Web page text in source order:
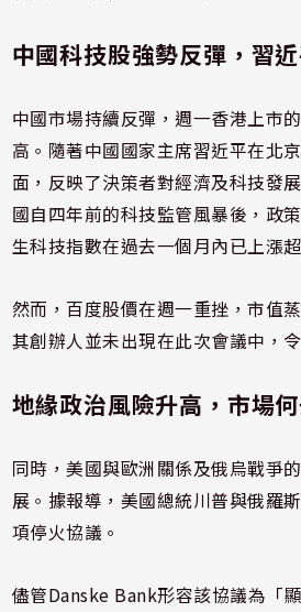
中國科技股強勢反彈，習
中國市場持續反彈，週一香港上市
高。隨著中國國家主席習近平在北
面，反映了決策者對經濟及科技發
國自四年前的科技監管風暴後，政
生科技指數在過去一個月內已上漲
然而，百度股價在週一重挫，市值
其創辦人並未出現在此次會議中，
地緣政治風險升高，市場
同時，美國與歐洲關係及俄烏戰爭
展。據報導，美國總統川普與俄羅
項停火協議。
儘管Danske Bank形容該協議為「